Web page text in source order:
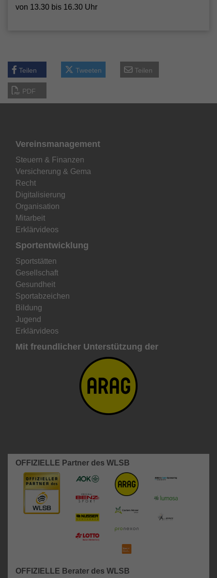
von 13.30 bis 16.30 Uhr
Teilen Tweeten Teilen
PDF
Vereinsmanagement
Steuern & Finanzen
Versicherung & Gema
Recht
Digitalisierung
Organisation
Mitarbeit
Erklärvideos
Sportentwicklung
Sportstätten
Gesellschaft
Gesundheit
Sportabzeichen
Bildung
Jugend
Erklärvideos
Mit freundlicher Unterstützung der
OFFIZIELLE Partner des WLSB
OFFIZIELLE Berater des WLSB